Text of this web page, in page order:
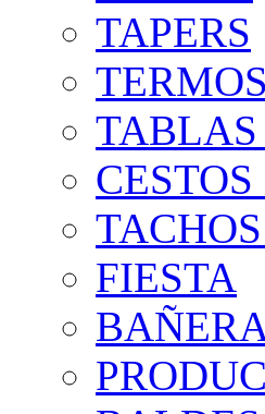
TAPERS
TERMOS
FIESTA